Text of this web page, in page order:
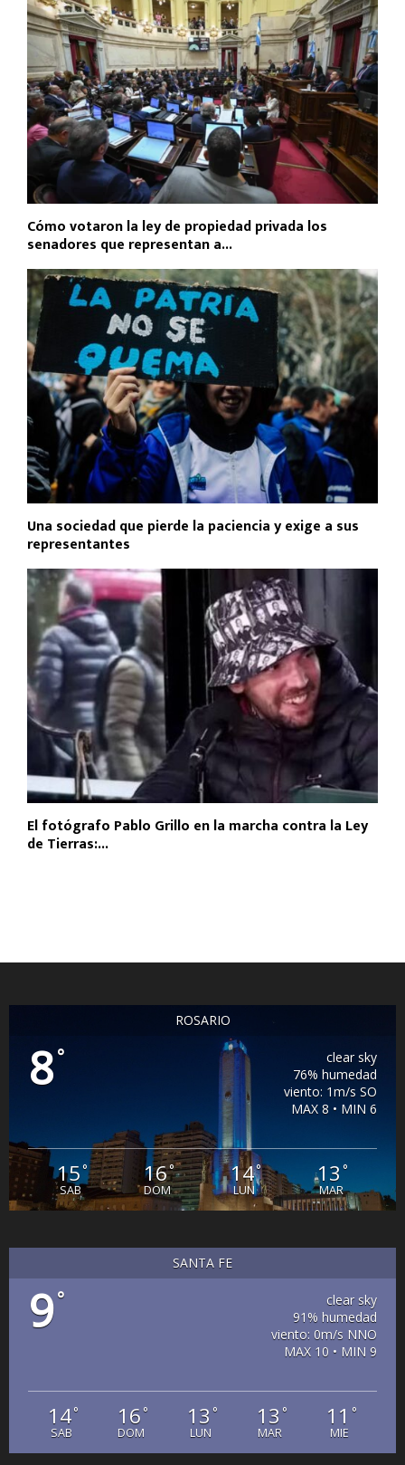
Cómo votaron la ley de propiedad privada los
senadores que representan a...
Una sociedad que pierde la paciencia y exige a sus
representantes
El fotógrafo Pablo Grillo en la marcha contra la Ley
de Tierras:...
ROSARIO
8°
clear sky
76% humedad
viento: 1m/s SO
MAX 8 • MIN 6
15°
SAB
16°
DOM
14°
LUN
13 °
MAR
SANTA FE
9°
clear sky
91% humedad
viento: 0m/s NNO
MAX 10 • MIN 9
14°
SAB
16°
DOM
13 °
LUN
13 °
MAR
11 °
MIE